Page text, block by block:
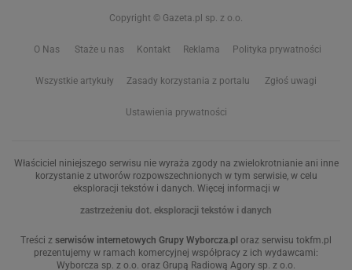
Copyright © Gazeta.pl sp. z o.o.
O Nas Staże u nas Kontakt Reklama Polityka prywatności
Wszystkie artykuły Zasady korzystania z portalu Zgłoś uwagi
Ustawienia prywatności
Właściciel niniejszego serwisu nie wyraża zgody na zwielokrotnianie ani inne
korzystanie z utworów rozpowszechnionych w tym serwisie, w celu
eksploracji tekstów i danych. Więcej informacji w
zastrzeżeniu dot. eksploracji tekstów i danych
Treści z serwisów internetowych Grupy Wyborcza.pl oraz serwisu tokfm.pl
prezentujemy w ramach komercyjnej współpracy z ich wydawcami:
Wyborcza sp. z o.o. oraz Grupą Radiową Agory sp. z o.o.